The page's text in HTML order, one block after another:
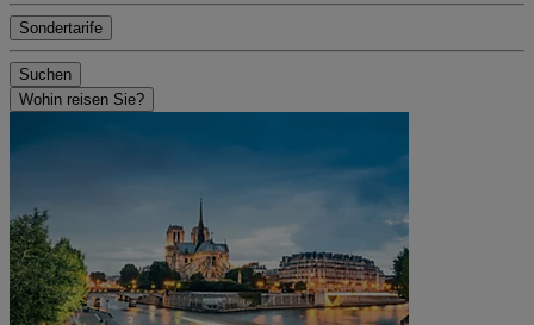
Sondertarife
Suchen
Wohin reisen Sie?